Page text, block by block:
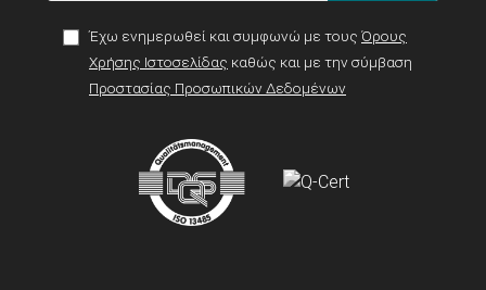
Έχω ενημερωθεί και συμφωνώ με τους Όρους
Χρήσης Ιστοσελίδας καθώς και με την σύμβαση
Προστασίας Προσωπικών Δεδομένων